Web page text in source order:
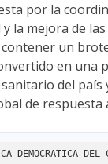
por la
la mejora de
un
en una
del país
de respuesta
DEMOCRATICA DEL